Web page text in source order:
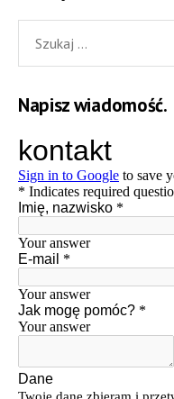
Napisz wiadomość.